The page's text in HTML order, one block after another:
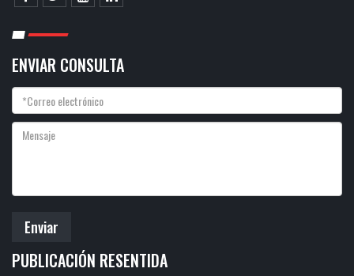
ENVIAR CONSULTA
Enviar
PUBLICACIÓN RESENTIDA